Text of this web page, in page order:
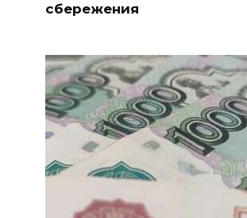
сбережения